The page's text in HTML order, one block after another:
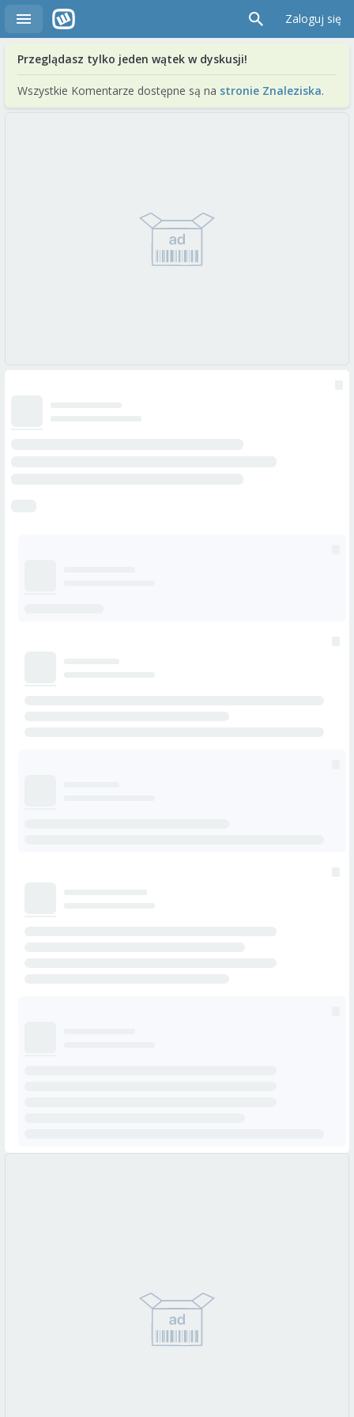
Zaloguj się
Przeglądasz tylko jeden wątek w dyskusji!
Wszystkie Komentarze dostępne są na stronie Znaleziska.